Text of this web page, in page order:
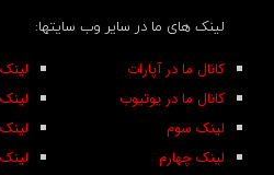
لینک های ما در سایر وب سایتها:
کانال ما در آپارات
کانال ما در یوتیوب
لینک سوم
لینک چهارم